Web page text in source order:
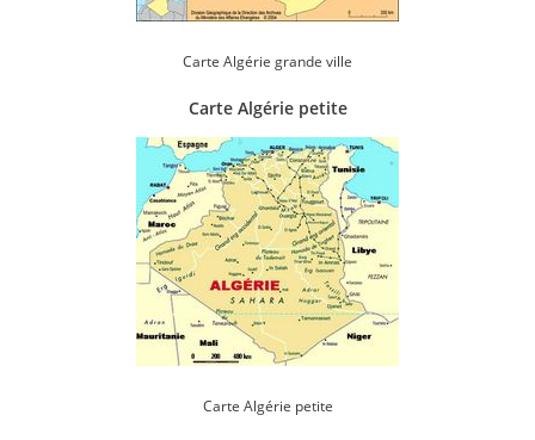
Carte Algérie grande ville
Carte Algérie petite
Carte Algérie petite